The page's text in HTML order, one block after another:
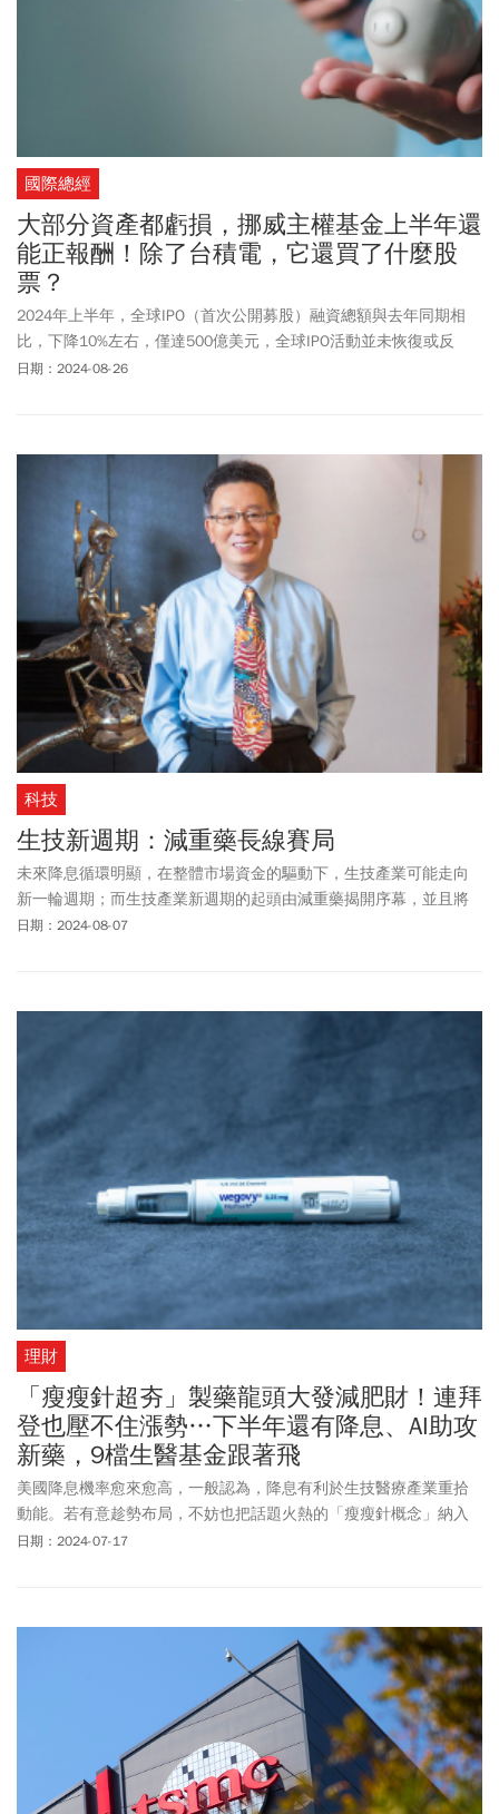
國際總經
大部分資產都虧損，挪威主權基金上半年還
能正報酬！除了台積電，它還買了什麼股
票？
2024年上半年，全球IPO（首次公開募股）融資總額與去年同期相
比，下降10%左右，僅達500億美元，全球IPO活動並未恢復或反
轉。主要原因在於，因為新股上市後表現未明，投資機構持續觀
日期：2024-08-26
科技
生技新週期：減重藥長線賽局
未來降息循環明顯，在整體市場資金的驅動下，生技產業可能走向
新一輪週期；而生技產業新週期的起頭由減重藥揭開序幕，並且將
進行一場長線賽局。
日期：2024-08-07
理財
「瘦瘦針超夯」製藥龍頭大發減肥財！連拜
登也壓不住漲勢…下半年還有降息、AI助攻
新藥，9檔生醫基金跟著飛
美國降息機率愈來愈高，一般認為，降息有利於生技醫療產業重拾
動能。若有意趁勢布局，不妨也把話題火熱的「瘦瘦針概念」納入
考量。
日期：2024-07-17